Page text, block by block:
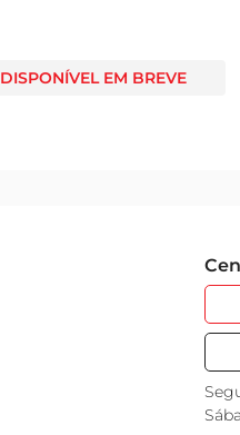
DISPONÍVEL EM BREVE